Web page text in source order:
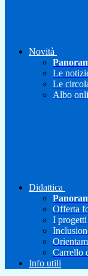
Novità
Le
Le
Albo
Didattica
Offerta
I progetti
Carrello
Info utili